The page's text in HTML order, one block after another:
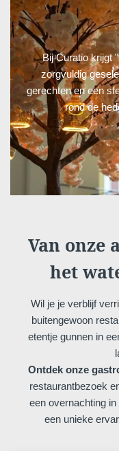
Bij Curatio krijgt
zorgvuldig
gerechten en een
rond de
Van onze
het
Wil je je verblijf
buitengewoon
etentje gunnen in
Ontdek onze
restaurantbezoek
een overnachting
een unieke